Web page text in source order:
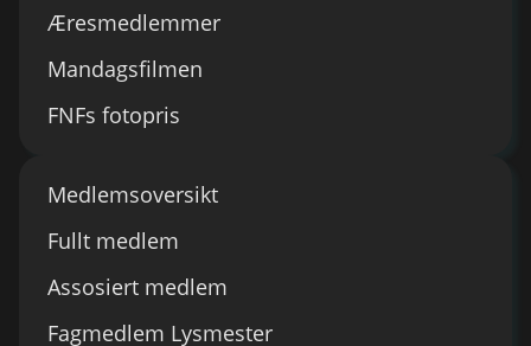
Æresmedlemmer
Mandagsfilmen
FNFs fotopris
Medlemsoversikt
Fullt medlem
Assosiert medlem
Fagmedlem Lysmester